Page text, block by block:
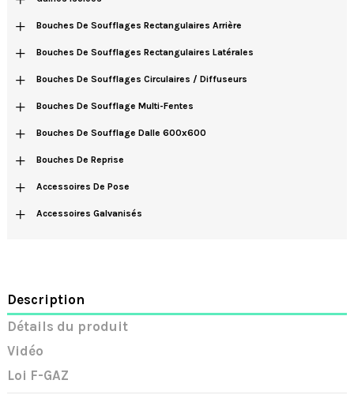
+ Bouches De Soufflages Rectangulaires Arrière
+ Bouches De Soufflages Rectangulaires Latérales
+ Bouches De Soufflages Circulaires / Diffuseurs
+ Bouches De Soufflage Multi-Fentes
+ Bouches De Soufflage Dalle 600x600
+ Bouches De Reprise
+ Accessoires De Pose
+ Accessoires Galvanisés
Description
Détails du produit
Vidéo
Loi F-GAZ